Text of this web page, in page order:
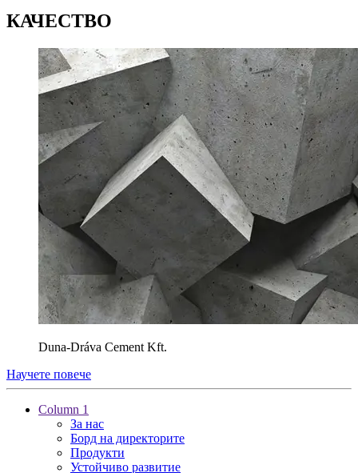
КАЧЕСТВО
Duna-Dráva Cement Kft.
Научете повече
Column 1
За нас
Борд на директорите
Продукти
Устойчиво развитие